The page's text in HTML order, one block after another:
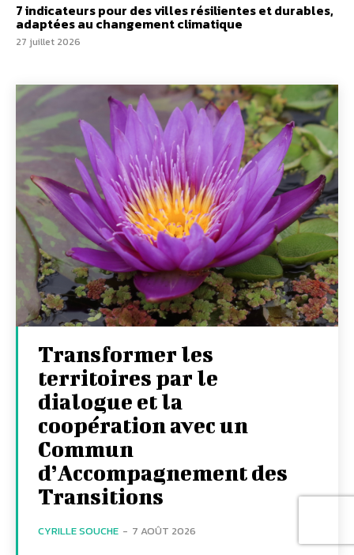
7 indicateurs pour des villes résilientes et durables,
adaptées au changement climatique
27 juillet 2026
Transformer les
territoires par le
dialogue et la
coopération avec un
Commun
d’Accompagnement des
Transitions
CYRILLE SOUCHE - 7 AOÛT 2026